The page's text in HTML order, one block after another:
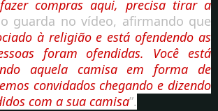
compras aqui, precisa tirar a
guarda no vídeo, afirmando que
à religião e está ofendendo as
foram ofendidas. Você está
aquela camisa em forma de
convidados chegando e dizendo
com a sua camisa”.